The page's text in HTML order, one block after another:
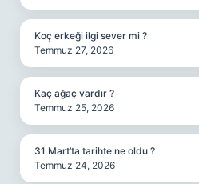
Koç erkeği ilgi sever mi ?
Temmuz 27, 2026
Kaç ağaç vardır ?
Temmuz 25, 2026
31 Mart’ta tarihte ne oldu ?
Temmuz 24, 2026